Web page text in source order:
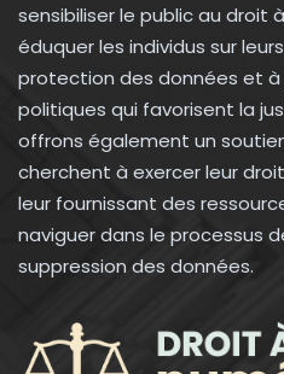
sensibiliser le public au droit
éduquer les individus sur
protection des données et à
politiques qui favorisent la
offrons également un
cherchent à exercer leur
leur fournissant des
naviguer dans le processus
suppression des données.